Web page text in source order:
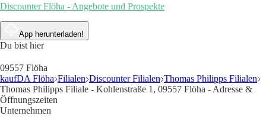
Discounter Flöha - Angebote und Prospekte
App herunterladen!
Du bist hier
09557 Flöha
kaufDA Flöha Filialen Discounter Filialen Thomas Philipps Filialen
Thomas Philipps Filiale - Kohlenstraße 1, 09557 Flöha - Adresse &
Öffnungszeiten
Unternehmen